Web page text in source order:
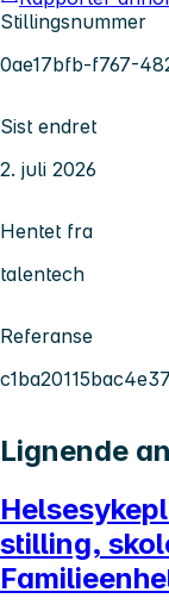
Stillingsnummer
0ae17bfb-f767-
Sist endret
2. juli 2026
Hentet fra
talentech
Referanse
Lignende
stilling,